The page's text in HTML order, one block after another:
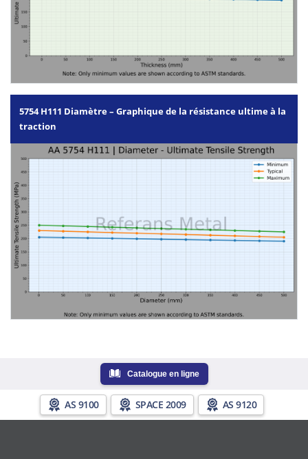
5754 H111 Diamètre – Graphique de la résistance ultime à la
traction
Catalogue en ligne
AS 9100 SPACE 2009 AS 9120